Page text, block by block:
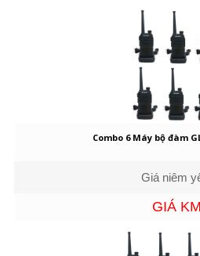
Combo 6 Máy bộ đàm
Giá niêm
GIÁ